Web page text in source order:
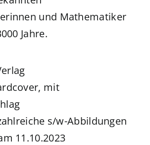
und Mathematiker
Jahre.
mit
s/w-Abbildungen
11.10.2023